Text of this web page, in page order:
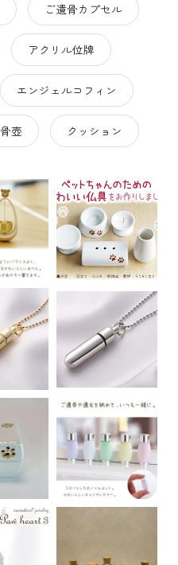
ご遺骨カプセル
アクリル位牌
エンジェルコフィン
骨壺 クッション